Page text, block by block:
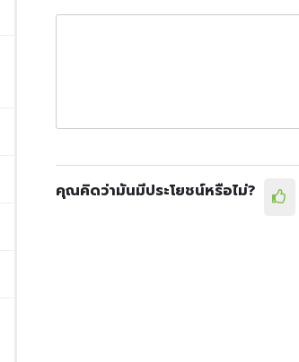
คุณคิดว่ามันมีประโยชน์หรือไม่?